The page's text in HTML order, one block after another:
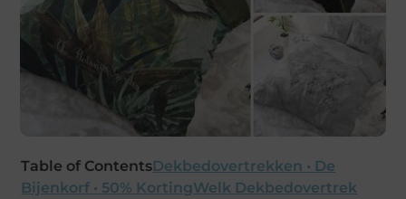
Table of ContentsDekbedovertrekken • De
Bijenkorf • 50% KortingWelk Dekbedovertrek